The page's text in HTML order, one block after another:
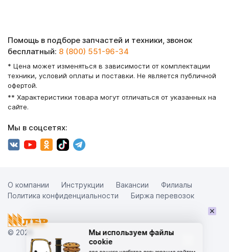
Мы используем файлы
cookie
Помощь в подборе запчастей и техники, звонок
бесплатный: 8 (800) 551-96-34
* Цена может изменяться в зависимости от комплектации
техники, условий оплаты и поставки. Не является публичной
офертой.
** Характеристики товара могут отличаться от указанных на
сайте.
Мы в соцсетях:
© 2026
О компании Инструкции Вакансии
Филиалы
Политика конфиденциальности
Биржа перевозок
×